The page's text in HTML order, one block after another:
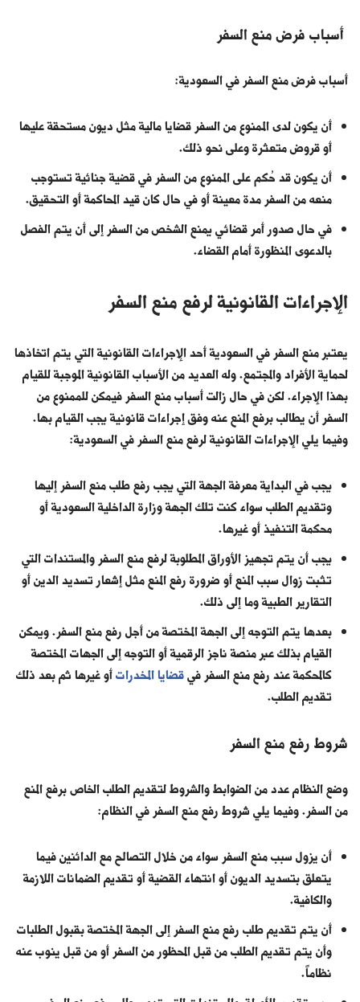
أسباب فرض منع السفر
أسباب فرض منع السفر في السعودية:
أن يكون لدى الممنوع من السفر قضايا مالية مثل ديون مستحقة عليها
أو قروض متعثرة وعلى نحو ذلك.
أن يكون قد حُكم على الممنوع من السفر في قضية جنائية تستوجب
منعه من السفر مدة معينة أو في حال كان قيد المحاكمة أو التحقيق.
في حال صدور أمر قضائي يمنع الشخص من السفر إلى أن يتم الفصل
بالدعوى المنظورة أمام القضاء.
الإجراءات القانونية لرفع منع السفر
يعتبر منع السفر في السعودية أحد الإجراءات القانونية التي يتم اتخاذها
لحماية الأفراد والمجتمع. وله العديد من الأسباب القانونية الموجبة للقيام
بهذا الإجراء. لكن في حال زالت أسباب منع السفر فيمكن للممنوع من
السفر أن يطالب برفع المنع عنه وفق إجراءات قانونية يجب القيام بها.
وفيما يلي الإجراءات القانونية لرفع منع السفر في السعودية:
يجب في البداية معرفة الجهة التي يجب رفع طلب منع السفر إليها
وتقديم الطلب سواء كنت تلك الجهة وزارة الداخلية السعودية أو
محكمة التنفيذ أو غيرها.
يجب أن يتم تجهيز الأوراق المطلوبة لرفع منع السفر والمستندات التي
تثبت زوال سبب المنع أو ضرورة رفع المنع مثل إشعار تسديد الدين أو
التقارير الطبية وما إلى ذلك.
بعدها يتم التوجه إلى الجهة المختصة من أجل رفع منع السفر. ويمكن
القيام بذلك عبر منصة ناجز الرقمية أو التوجه إلى الجهات المختصة
كالمحكمة عند رفع منع السفر فيقضايا المخدراتأو غيرها ثم بعد ذلك
تقديم الطلب.
شروط رفع منع السفر
وضع النظام عدد من الضوابط والشروط لتقديم الطلب الخاص برفع المنع
من السفر. وفيما يلي شروط رفع منع السفر في النظام:
أن يزول سبب منع السفر سواء من خلال التصالح مع الدائنين فيما
يتعلق بتسديد الديون أو انتهاء القضية أو تقديم الضمانات اللازمة
والكافية.
أن يتم تقديم طلب رفع منع السفر إلى الجهة المختصة بقبول الطلبات
وأن يتم تقديم الطلب من قبل المحظور من السفر أو من قبل ينوب عنه
نظاماً.